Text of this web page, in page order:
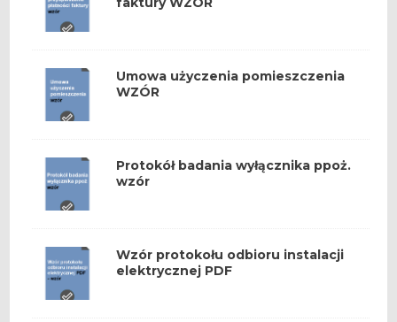
Umowa użyczenia pomieszczenia
WZÓR
Protokół badania wyłącznika ppoż.
wzór
Wzór protokołu odbioru instalacji
elektrycznej PDF